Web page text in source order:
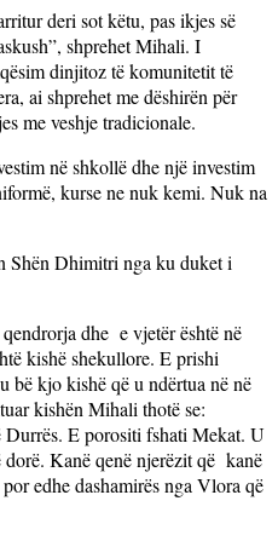
deri sot këtu, pas ikjes së
shprehet Mihali. I
dinjitoz të komunitetit të
ai shprehet me dëshirën për
me veshje tradicionale.
në shkollë dhe një investim
kurse ne nuk kemi. Nuk na
Shën Dhimitri nga ku duket i
dhe e vjetër është në
kishë shekullore. E prishi
bë kjo kishë që u ndërtua në në
kishën Mihali thotë se:
Durrës. E porositi fshati Mekat. U
Kanë qenë njerëzit që kanë
edhe dashamirës nga Vlora që